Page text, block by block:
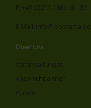
F: +49 (0)211 / 866 68 - 30
E-Mail: info@joborama.de
Über Uns
Veranstaltungen
Ansprechpartner
Partner